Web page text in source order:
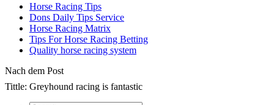
Horse Racing Tips
Dons Daily Tips Service
Horse Racing Matrix
Tips For Horse Racing Betting
Quality horse racing system
Nach dem Post
Tittle: Greyhound racing is fantastic